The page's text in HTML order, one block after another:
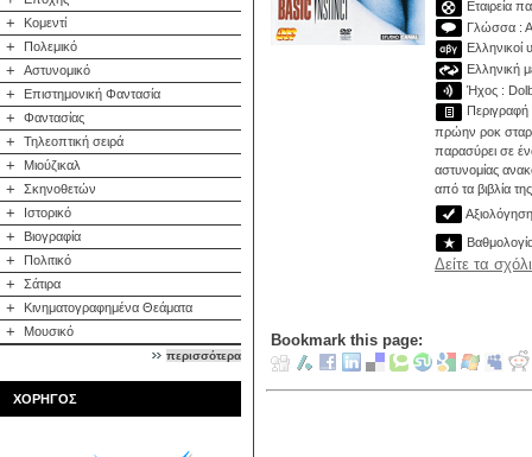
+ Κομεντί
+ Πολεμικό
+ Αστυνομικό
+ Επιστημονική Φαντασία
+ Φαντασίας
+ Τηλεοπτική σειρά
+ Μιούζικαλ
+ Σκηνοθετών
+ Ιστορικό
+ Βιογραφία
+ Πολιτικό
+ Σάτιρα
+ Κινηματογραφημένα Θεάματα
+ Μουσικό
περισσότερα
ΧΟΡΗΓΟΣ
Εταιρεία
Γλώσσα :
Ελληνικοί
Ελληνική
Ήχος :
Περιγραφή
πρώην ροκ σταρ.
παρασύρει σε
αστυνομίας
από τα βιβλία
Δείτε τα
Bookmark this page: